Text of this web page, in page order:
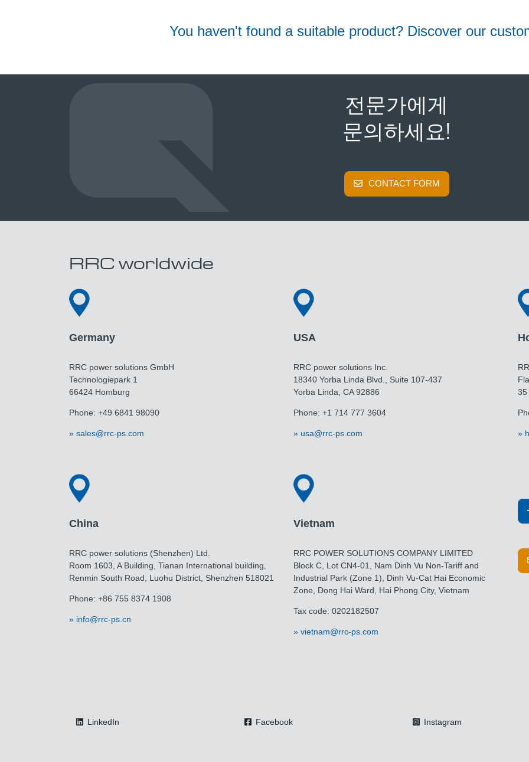
You haven't found a suitable product? Discover our
전문가에게
문의하세요!
CONTACT FORM
RRC worldwide
Germany
RRC power solutions GmbH
Technologiepark 1
66424 Homburg
Phone: +49 6841 98090
sales@rrc-ps.com
USA
RRC power solutions Inc.
18340 Yorba Linda Blvd., Suite 107-437
​​​​​​​Yorba Linda, CA 92886
Phone: +1 714 777 3604
usa@rrc-ps.com
35
China
RRC power solutions (Shenzhen) Ltd.
Room 1603, A Building, Tianan International building,
Renmin South Road, Luohu District, Shenzhen 518021
Phone: +86 755 8374 1908
info@rrc-ps.cn
Vietnam
RRC POWER SOLUTIONS COMPANY LIMITED
Block C, Lot CN4-01, Nam Dinh Vu Non-Tariff and
Industrial Park (Zone 1), Dinh Vu-Cat Hai Economic
Zone, Dong Hai Ward, Hai Phong City, Vietnam
Tax code: 0202182507
vietnam@rrc-ps.com
LinkedIn Facebook Instagram